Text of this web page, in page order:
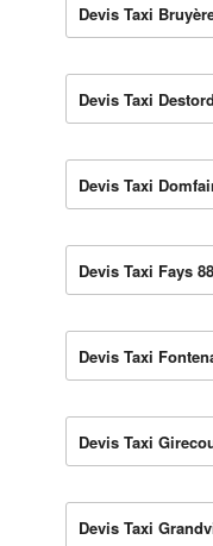
Devis Taxi
Devis Taxi Destord
Devis Taxi
Devis Taxi Fays 88
Devis Taxi
Devis Taxi
Devis Taxi